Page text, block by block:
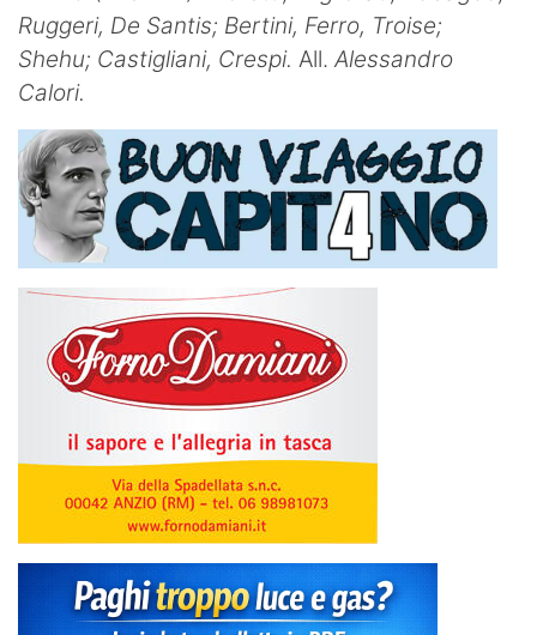
Ruggeri, De Santis; Bertini, Ferro, Troise;
Shehu; Castigliani, Crespi. All. Alessandro
Calori.